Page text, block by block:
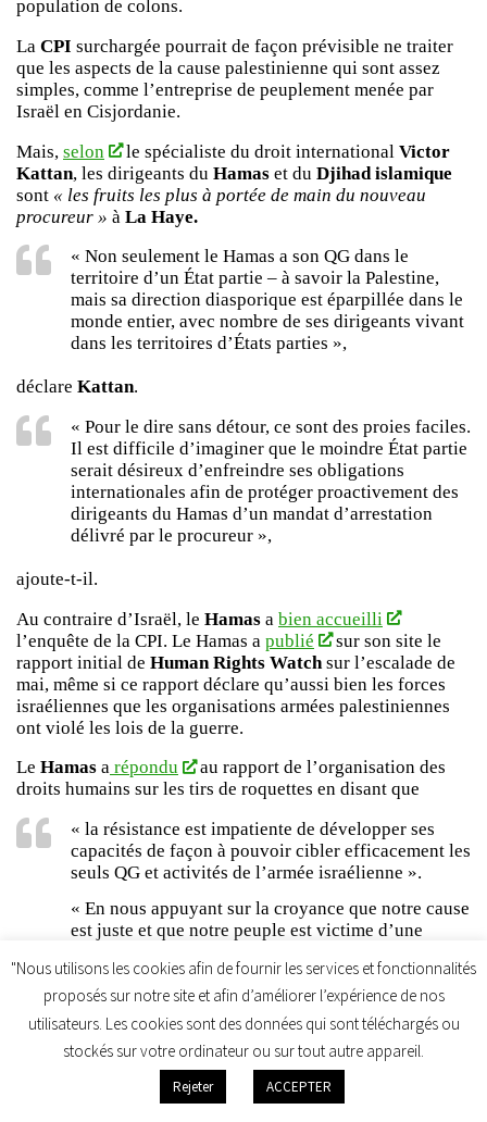
population de colons.
La CPI surchargée pourrait de façon prévisible ne traiter
que les aspects de la cause palestinienne qui sont assez
simples, comme l’entreprise de peuplement menée par
Israël en Cisjordanie.
Mais, selon le spécialiste du droit international Victor
Kattan, les dirigeants du Hamas et du Djihad islamique
sont « les fruits les plus à portée de main du nouveau
procureur » à La Haye.
« Non seulement le Hamas a son QG dans le
territoire d’un État partie – à savoir la Palestine,
mais sa direction diasporique est éparpillée dans le
monde entier, avec nombre de ses dirigeants vivant
dans les territoires d’États parties »,
déclare Kattan.
« Pour le dire sans détour, ce sont des proies faciles.
Il est difficile d’imaginer que le moindre État partie
serait désireux d’enfreindre ses obligations
internationales afin de protéger proactivement des
dirigeants du Hamas d’un mandat d’arrestation
délivré par le procureur »,
ajoute-t-il.
Au contraire d’Israël, le Hamas a bien accueilli
l’enquête de la CPI. Le Hamas a publié
sur son site le
rapport initial de Human Rights Watch sur l’escalade de
mai, même si ce rapport déclare qu’aussi bien les forces
israéliennes que les organisations armées palestiniennes
ont violé les lois de la guerre.
Le Hamas a répondu
au rapport de l’organisation des
droits humains sur les tirs de roquettes en disant que
« la résistance est impatiente de développer ses
capacités de façon à pouvoir cibler efficacement les
seuls QG et activités de l’armée israélienne ».
« En nous appuyant sur la croyance que notre cause
est juste et que notre peuple est victime d’une
nous réitérons notre respect des lois internationales
et des lois humanitaires internationales »,
En dépit de la légitimité de la cause palestinienne et du
droit d’une population occupée à la résistance armée,
"Nous utilisons les cookies afin de fournir les services et fonctionnalités
proposés sur notre site et afin d’améliorer l’expérience de nos
utilisateurs. Les cookies sont des données qui sont téléchargés ou
stockés sur votre ordinateur ou sur tout autre appareil.
Rejeter ACCEPTER